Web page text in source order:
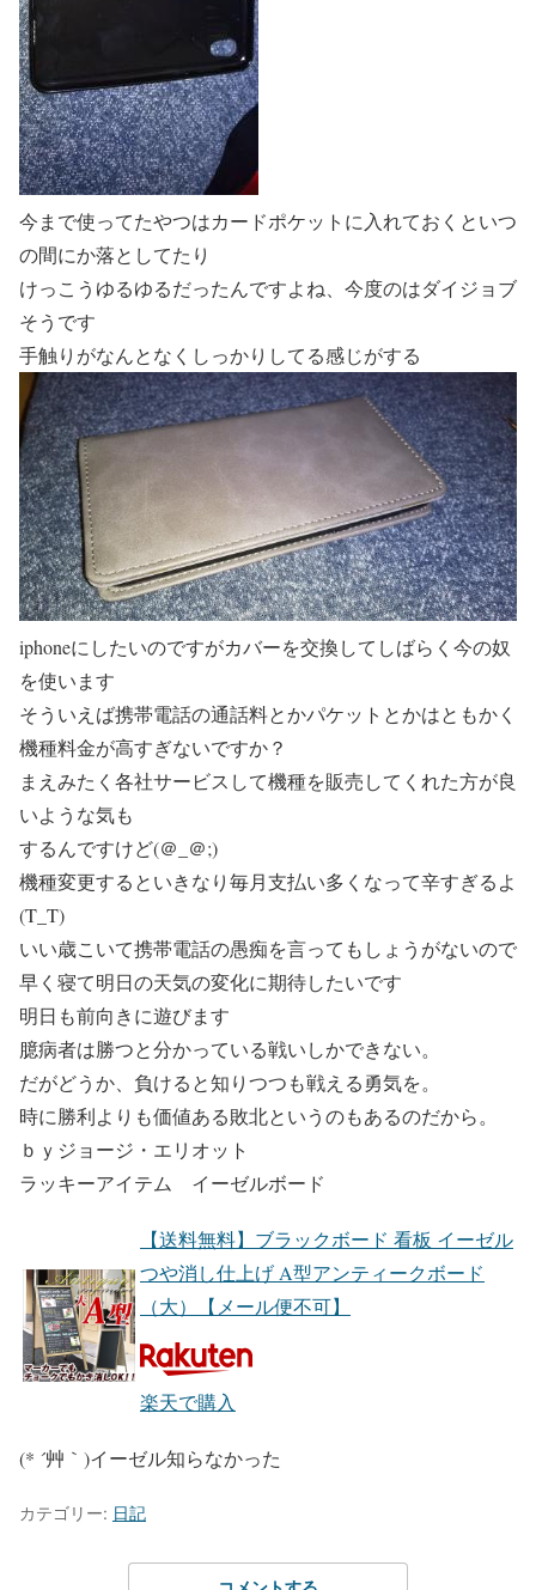
今まで使ってたやつはカードポケットに入れておくといつ
の間にか落としてたり
けっこうゆるゆるだったんですよね、今度のはダイジョブ
そうです
手触りがなんとなくしっかりしてる感じがする
iphoneにしたいのですがカバーを交換してしばらく今の奴
を使います
そういえば携帯電話の通話料とかパケットとかはともかく
機種料金が高すぎないですか？
まえみたく各社サービスして機種を販売してくれた方が良
いような気も
するんですけど(＠_＠;)
機種変更するといきなり毎月支払い多くなって辛すぎるよ
(T_T)
いい歳こいて携帯電話の愚痴を言ってもしょうがないので
早く寝て明日の天気の変化に期待したいです
明日も前向きに遊びます
臆病者は勝つと分かっている戦いしかできない。
だがどうか、負けると知りつつも戦える勇気を。
時に勝利よりも価値ある敗北というのもあるのだから。
ｂｙジョージ・エリオット
ラッキーアイテム イーゼルボード
【送料無料】ブラックボード 看板 イーゼル
つや消し仕上げ A型アンティークボード
（大）【メール便不可】
楽天で購入
(* ´艸｀)イーゼル知らなかった
カテゴリー: 日記